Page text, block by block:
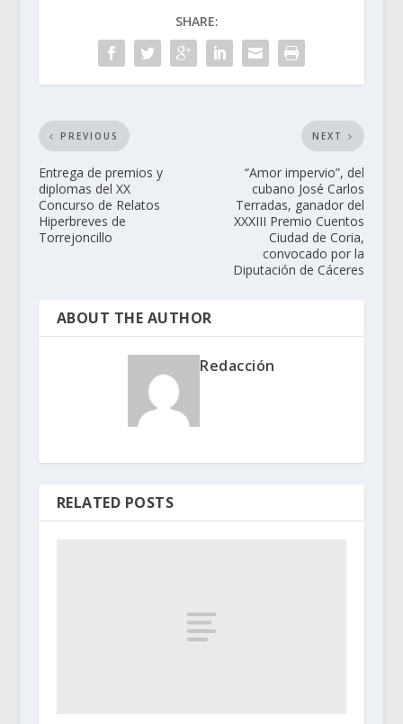
SHARE:
PREVIOUS
Entrega de premios y
diplomas del XX
Concurso de Relatos
Hiperbreves de
Torrejoncillo
NEXT
“Amor impervio”, del
cubano José Carlos
Terradas, ganador del
XXXIII Premio Cuentos
Ciudad de Coria,
convocado por la
Diputación de Cáceres
ABOUT THE AUTHOR
Redacción
RELATED POSTS